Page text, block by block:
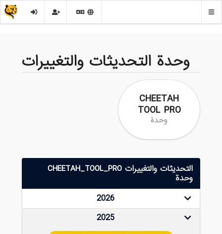
وحدة التحديثات والتغييرات
CHEETAH
TOOL PRO
وحدة
التحديثات والتغييرات CHEETAH_TOOL_PRO
وحدة
2026
2025